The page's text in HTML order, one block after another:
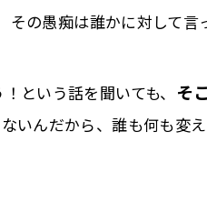
の愚痴は誰かに対して言
という話を聞いても、 そ
いんだから、誰も何も